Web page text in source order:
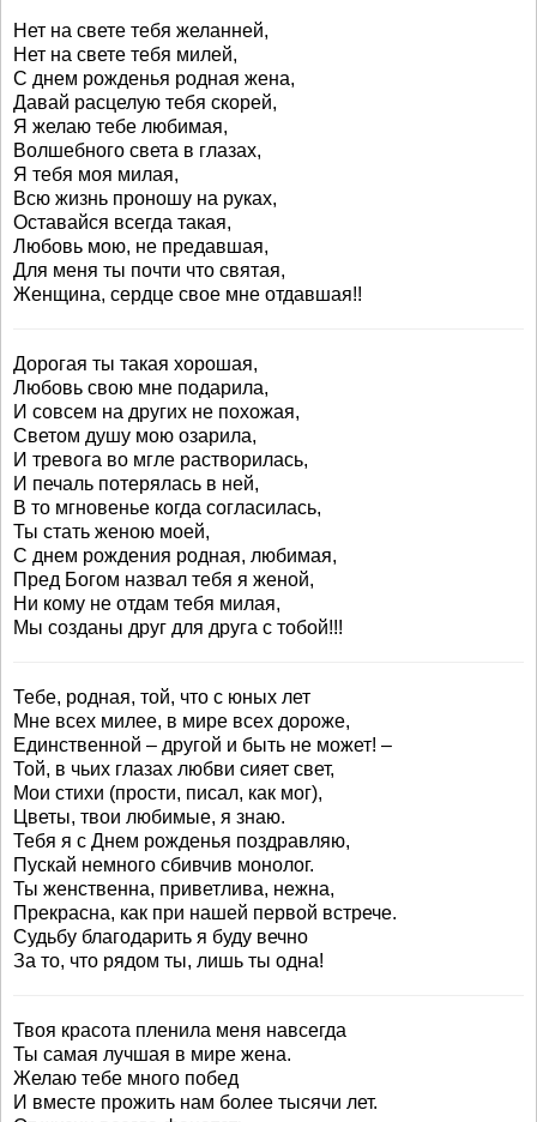
Нет на свете тебя желанней,
Нет на свете тебя милей,
С днем рожденья родная жена,
Давай расцелую тебя скорей,
Я желаю тебе любимая,
Волшебного света в глазах,
Я тебя моя милая,
Всю жизнь проношу на руках,
Оставайся всегда такая,
Любовь мою, не предавшая,
Для меня ты почти что святая,
Женщина, сердце свое мне отдавшая!!
Дорогая ты такая хорошая,
Любовь свою мне подарила,
И совсем на других не похожая,
Светом душу мою озарила,
И тревога во мгле растворилась,
И печаль потерялась в ней,
В то мгновенье когда согласилась,
Ты стать женою моей,
С днем рождения родная, любимая,
Пред Богом назвал тебя я женой,
Ни кому не отдам тебя милая,
Мы созданы друг для друга с тобой!!!
Тебе, родная, той, что с юных лет
Мне всех милее, в мире всех дороже,
Единственной – другой и быть не может! –
Той, в чьих глазах любви сияет свет,
Мои стихи (прости, писал, как мог),
Цветы, твои любимые, я знаю.
Тебя я с Днем рожденья поздравляю,
Пускай немного сбивчив монолог.
Ты женственна, приветлива, нежна,
Прекрасна, как при нашей первой встрече.
Судьбу благодарить я буду вечно
За то, что рядом ты, лишь ты одна!
Твоя красота пленила меня навсегда
Ты самая лучшая в мире жена.
Желаю тебе много побед
И вместе прожить нам более тысячи лет.